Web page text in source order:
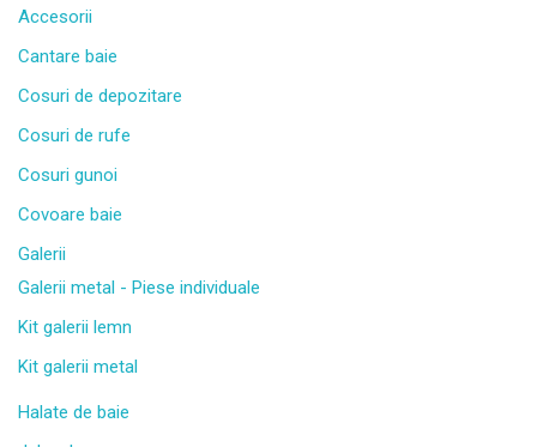
Accesorii
Cantare baie
Cosuri de depozitare
Cosuri de rufe
Cosuri gunoi
Covoare baie
Galerii
Galerii metal - Piese individuale
Kit galerii lemn
Kit galerii metal
Halate de baie